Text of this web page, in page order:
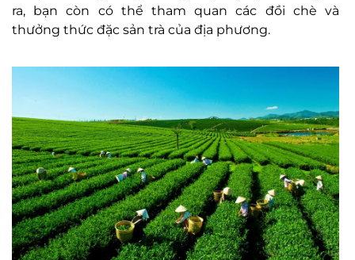
ra, bạn còn có thể tham quan các đồi chè và
thưởng thức đặc sản trà của địa phương.